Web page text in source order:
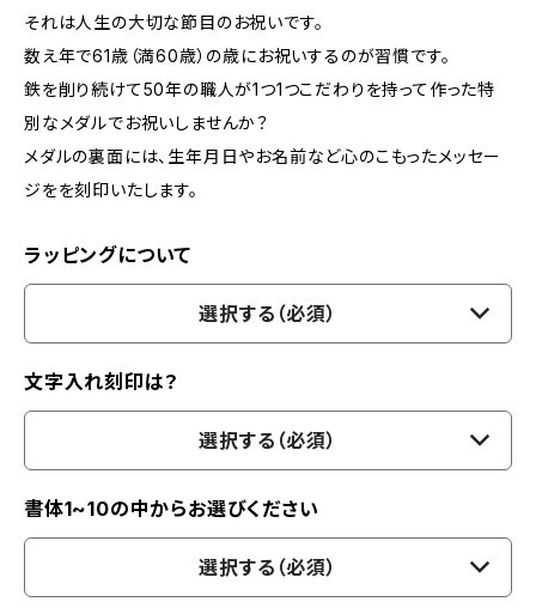
それは人生の大切な節目のお祝いです。
数え年で61歳（満60歳）の歳にお祝いするのが習慣です。
鉄を削り続けて50年の職人が1つ1つこだわりを持って作った特
別なメダルでお祝いしませんか？
メダルの裏面には、生年月日やお名前など心のこもったメッセー
ジをを刻印いたします。
ラッピングについて
選択する（必須）
文字入れ刻印は？
選択する（必須）
書体1~10の中からお選びください
選択する（必須）